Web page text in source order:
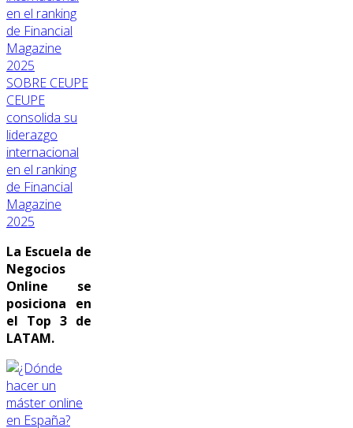
SOBRE CEUPE
CEUPE
consolida su
liderazgo
internacional
en el ranking
de Financial
Magazine
2025
La Escuela de
Negocios
Online se
posiciona en
el Top 3 de
LATAM.